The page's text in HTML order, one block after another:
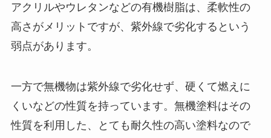
アクリルやウレタンなどの有機樹脂は、柔軟性の
高さがメリットですが、紫外線で劣化するという
弱点があります。
一方で無機物は紫外線で劣化せず、硬くて燃えに
くいなどの性質を持っています。無機塗料はその
性質を利用した、とても耐久性の高い塗料なので